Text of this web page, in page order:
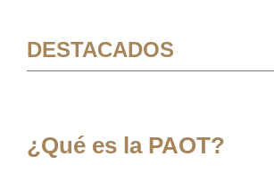
DESTACADOS
¿Qué es la PAOT?